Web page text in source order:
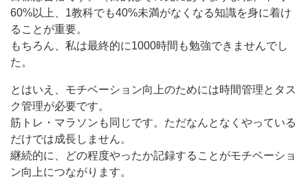
60%以上、1教科でも40%未満がなくなる知識を身に着け
ることが重要。
もちろん、私は最終的に1000時間も勉強できませんでし
た。
とはいえ、モチベーション向上のためには時間管理とタス
ク管理が必要です。
筋トレ・マラソンも同じです。ただなんとなくやっている
だけでは成長しません。
継続的に、どの程度やったか記録することがモチベーショ
ン向上につながります。